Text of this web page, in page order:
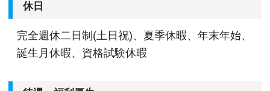
休日
完全週休二日制(土日祝)、夏季休暇、年末年始、
誕生月休暇、資格試験休暇